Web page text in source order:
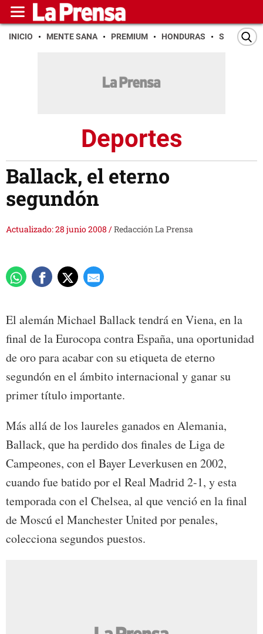
INICIO MENTE SANA PREMIUM HONDURAS SAN PEDRO
Deportes
Ballack, el eterno
segundón
Actualizado: 28 junio 2008 /Redacción La Prensa
El alemán Michael Ballack tendrá en Viena, en la
final de la Eurocopa contra España, una oportunidad
de oro para acabar con su etiqueta de eterno
segundón en el ámbito internacional y ganar su
primer título importante.
Más allá de los laureles ganados en Alemania,
Ballack, que ha perdido dos finales de Liga de
Campeones, con el Bayer Leverkusen en 2002,
cuando fue batido por el Real Madrid 2-1, y esta
temporada con el Chelsea, al que venció en la final
de Moscú el Manchester United por penales,
colecciona segundos puestos.